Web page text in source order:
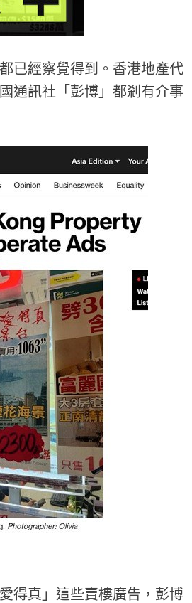
已經察覺得到。香港地產代
通訊社「彭博」都剎有介事
得真」這些賣樓廣告，彭博